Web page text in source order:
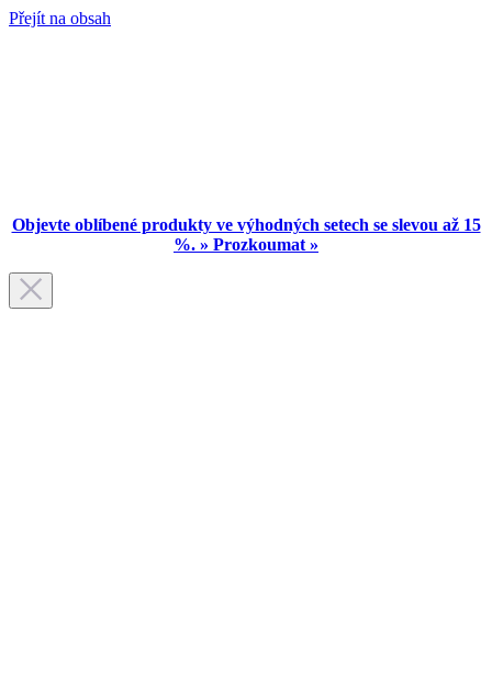
Přejít na obsah
Objevte oblíbené produkty ve výhodných setech se slevou až 15
%. » Prozkoumat »